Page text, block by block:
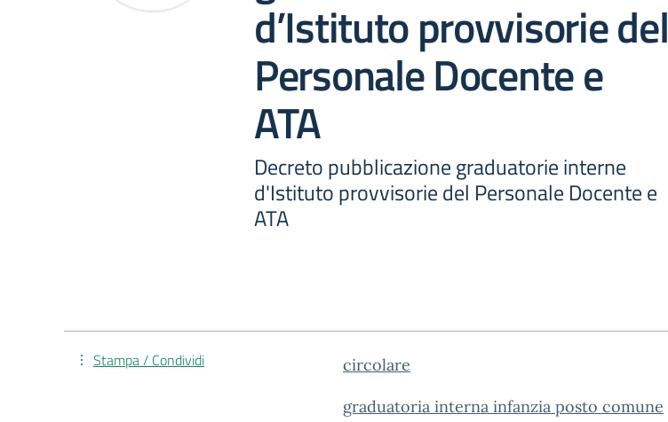
d’Istituto provvisorie del
Personale Docente e
ATA
Decreto pubblicazione graduatorie interne
d'Istituto provvisorie del Personale Docente e
ATA
circolare
graduatoria interna infanzia posto comune
Stampa / Condividi